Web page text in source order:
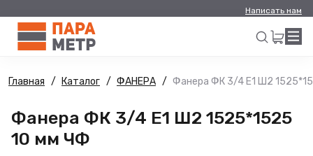
Написать нам
Искать
Главная Каталог ФАНЕРА Фанера ФК 3/4 Е1 Ш2
Фанера ФК 3/4 Е1 Ш2 1525*1525
10 мм ЧФ